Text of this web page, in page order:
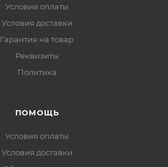
Условия оплаты
Условия доставки
Гарантия на товар
Реквизиты
Политика
ПОМОЩЬ
Условия оплаты
Условия доставки